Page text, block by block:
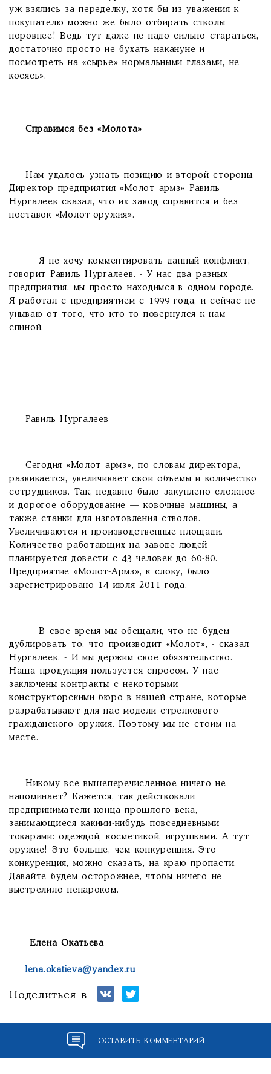
уж взялись за переделку, хотя бы из уважения к
покупателю можно же было отбирать стволы
поровнее! Ведь тут даже не надо сильно стараться,
достаточно просто не бухать накануне и
посмотреть на «сырье» нормальными глазами, не
косясь».
Справимся без «Молота»
Нам удалось узнать позицию и второй стороны.
Директор предприятия «Молот армз» Равиль
Нургалеев сказал, что их завод справится и без
поставок «Молот-оружия».
— Я не хочу комментировать данный конфликт, -
говорит Равиль Нургалеев. - У нас два разных
предприятия, мы просто находимся в одном городе.
Я работал с предприятием с 1999 года, и сейчас не
унываю от того, что кто-то повернулся к нам
спиной.
Равиль Нургалеев
Сегодня «Молот армз», по словам директора,
развивается, увеличивает свои объемы и количество
сотрудников. Так, недавно было закуплено сложное
и дорогое оборудование — ковочные машины, а
также станки для изготовления стволов.
Увеличиваются и производственные площади.
Количество работающих на заводе людей
планируется довести с 43 человек до 60-80.
Предприятие «Молот-Армз», к слову, было
зарегистрировано 14 июля 2011 года.
— В свое время мы обещали, что не будем
дублировать то, что производит «Молот», - сказал
Нургалеев. - И мы держим свое обязательство.
Наша продукция пользуется спросом. У нас
заключены контракты с некоторыми
конструкторскими бюро в нашей стране, которые
разрабатывают для нас модели стрелкового
гражданского оружия. Поэтому мы не стоим на
месте.
Никому все вышеперечисленное ничего не
напоминает? Кажется, так действовали
предприниматели конца прошлого века,
занимающиеся какими-нибудь повседневными
товарами: одеждой, косметикой, игрушками. А тут
оружие! Это больше, чем конкуренция. Это
конкуренция, можно сказать, на краю пропасти.
Давайте будем осторожнее, чтобы ничего не
выстрелило ненароком.
Елена Окатьева
lena.okatieva@yandex.ru
Поделиться в
ОСТАВИТЬ КОММЕНТАРИЙ